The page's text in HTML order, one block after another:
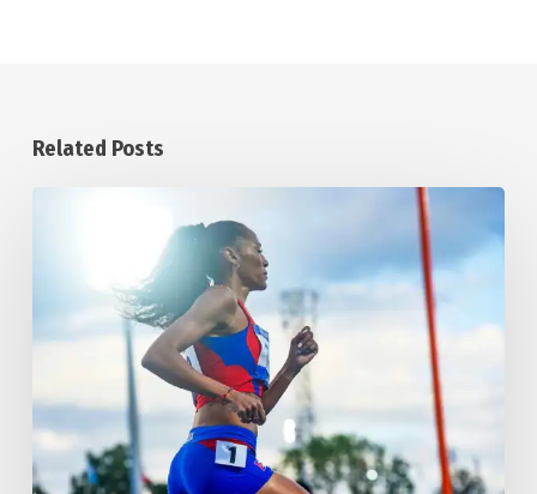
Related Posts
JCC,
Santo